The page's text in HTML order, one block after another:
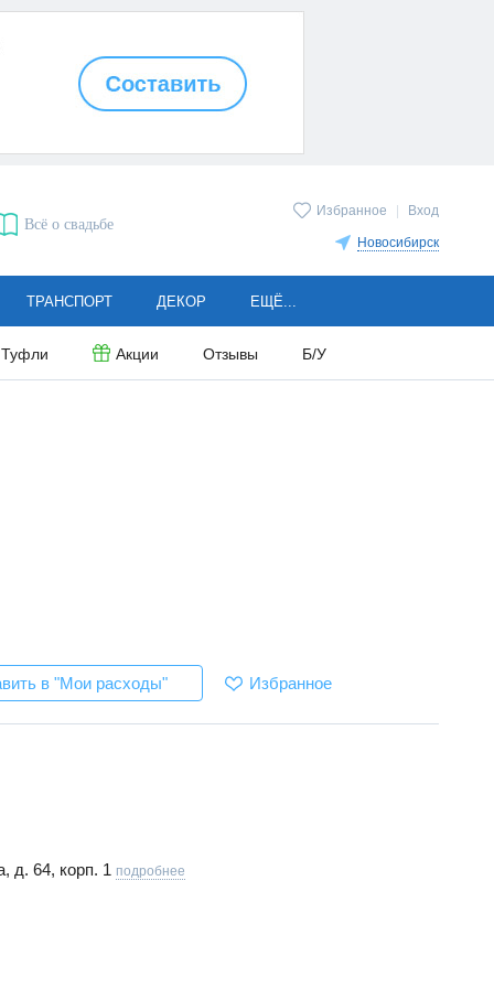
Избранное Вход
Новосибирск
Всё о свадьбе
Туфли Акции Отзывы Б/У
ТРАНСПОРТ ДЕКОР ЕЩЁ...
в "Мои расходы" Избранное
д. 64, корп. 1 подробнее